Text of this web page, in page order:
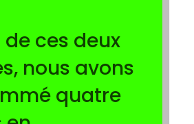
de ces deux
nous avons
quatre